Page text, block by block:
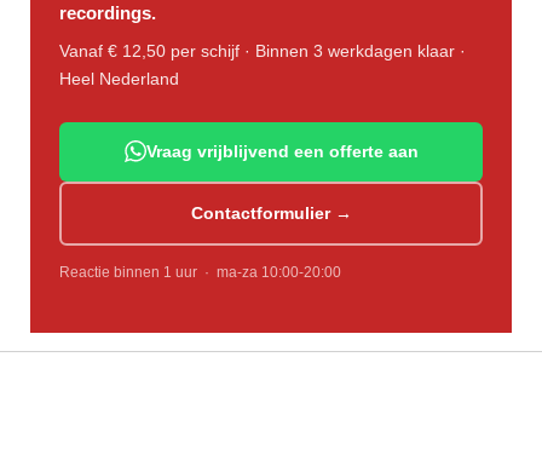
recordings.
Vanaf € 12,50 per schijf · Binnen 3 werkdagen klaar ·
Heel Nederland
Vraag vrijblijvend een offerte aan
Contactformulier →
Reactie binnen 1 uur · ma-za 10:00-20:00